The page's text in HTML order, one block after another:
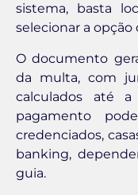
sistema, basta
selecionar a opção
O documento
da multa, com
calculados até
pagamento
credenciados,
banking,
guia.